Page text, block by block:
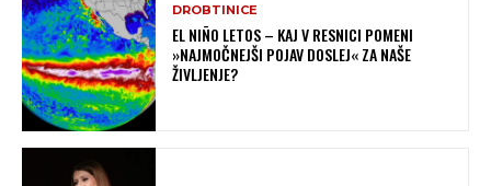
DROBTINICE
EL NIÑO LETOS – KAJ V RESNICI POMENI
»NAJMOČNEJŠI POJAV DOSLEJ« ZA NAŠE
ŽIVLJENJE?